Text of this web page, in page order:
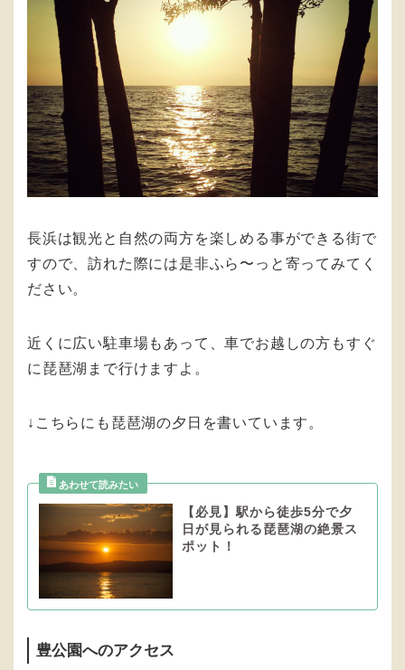
長浜は観光と自然の両方を楽しめる事ができる街で
すので、訪れた際には是非ふら〜っと寄ってみてく
ださい。
近くに広い駐車場もあって、車でお越しの方もすぐ
に琵琶湖まで行けますよ。
↓こちらにも琵琶湖の夕日を書いています。
【必見】駅から徒歩5分で夕
日が見られる琵琶湖の絶景ス
ポット！
豊公園へのアクセス